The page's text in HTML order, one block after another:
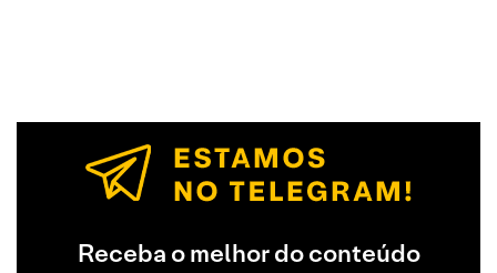
Receba o melhor do conteúdo